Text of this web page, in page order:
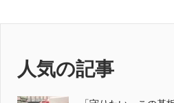
ナ
ビ
ゲ
人気の記事